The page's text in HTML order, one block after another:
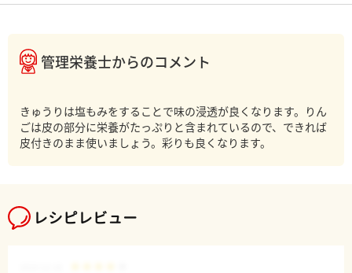
管理栄養士からのコメント
きゅうりは塩もみをすることで味の浸透が良くなります。りん
ごは皮の部分に栄養がたっぷりと含まれているので、できれば
レシピレビュー